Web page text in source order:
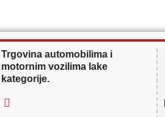
Trgovina automobilima i
motornim vozilima lake
kategorije.